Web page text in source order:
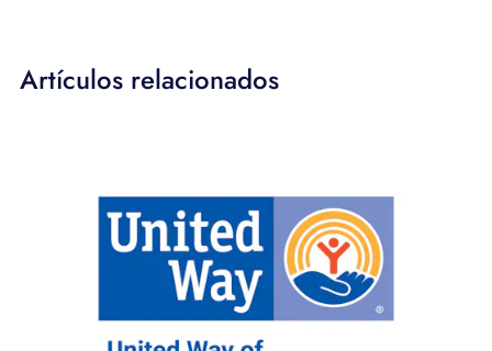
Artículos relacionados